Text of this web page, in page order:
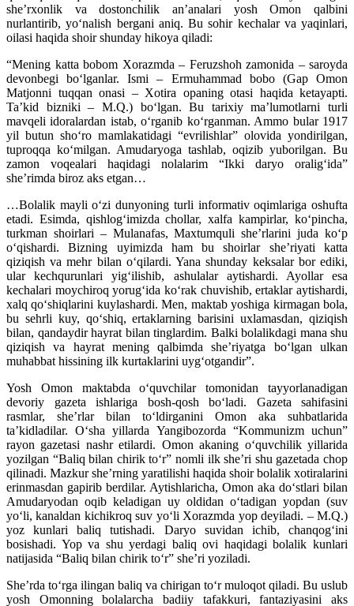
she’rxonlik va dostonchilik an’analari yosh Omon qalbini
nurlantirib, yo‘nalish bergani aniq. Bu sohir kechalar va yaqinlari,
oilasi haqida shoir shunday hikoya qiladi:
“Mening katta bobom Xorazmda – Feruzshoh zamonida – saroyda
devonbegi bo‘lganlar. Ismi – Ermuhammad bobo (Gap Omon
Matjonni tuqqan onasi – Xotira opaning otasi haqida ketayapti.
Ta’kid bizniki – M.Q.) bo‘lgan. Bu tarixiy ma’lumotlarni turli
mavqeli idoralardan istab, o‘rganib ko‘rganman. Ammo bular 1917
yil butun sho‘ro mamlakatidagi “evrilishlar” olovida yondirilgan,
tuproqqa ko‘milgan. Amudaryoga tashlab, oqizib yuborilgan. Bu
zamon voqealari haqidagi nolalarim “Ikki daryo oralig‘ida”
she’rimda biroz aks etgan…
…Bolalik mayli o‘zi dunyoning turli informativ oqimlariga oshufta
etadi. Esimda, qishlog‘imizda chollar, xalfa kampirlar, ko‘pincha,
turkman shoirlari – Mulanafas, Maxtumquli she’rlarini juda ko‘p
o‘qishardi. Bizning uyimizda ham bu shoirlar she’riyati katta
qiziqish va mehr bilan o‘qilardi. Yana shunday keksalar bor ediki,
ular kechqurunlari yig‘ilishib, ashulalar aytishardi. Ayollar esa
kechalari moychiroq yorug‘ida ko‘rak chuvishib, ertaklar aytishardi,
xalq qo‘shiqlarini kuylashardi. Men, maktab yoshiga kirmagan bola,
bu sehrli kuy, qo‘shiq, ertaklarning barisini uxlamasdan, qiziqish
bilan, qandaydir hayrat bilan tinglardim. Balki bolalikdagi mana shu
qiziqish va hayrat mening qalbimda she’riyatga bo‘lgan ulkan
muhabbat hissining ilk kurtaklarini uyg‘otgandir”.
Yosh Omon maktabda o‘quvchilar tomonidan tayyorlanadigan
devoriy gazeta ishlariga bosh-qosh bo‘ladi. Gazeta sahifasini
rasmlar, she’rlar bilan to‘ldirganini Omon aka suhbatlarida
ta’kidladilar. O‘sha yillarda Yangibozorda “Kommunizm uchun”
rayon gazetasi nashr etilardi. Omon akaning o‘quvchilik yillarida
yozilgan “Baliq bilan chirik to‘r” nomli ilk she’ri shu gazetada chop
qilinadi. Mazkur she’rning yaratilishi haqida shoir bolalik xotiralarini
erinmasdan gapirib berdilar. Aytishlaricha, Omon aka do‘stlari bilan
Amudaryodan oqib keladigan uy oldidan o‘tadigan yopdan (suv
yo‘li, kanaldan kichikroq suv yo‘li Xorazmda yop deyiladi. – M.Q.)
yoz kunlari baliq tutishadi. Daryo suvidan ichib, chanqog‘ini
bosishadi. Yop va shu yerdagi baliq ovi haqidagi bolalik kunlari
natijasida “Baliq bilan chirik to‘r” she’ri yoziladi.
She’rda to‘rga ilingan baliq va chirigan to‘r muloqot qiladi. Bu uslub
yosh Omonning bolalarcha badiiy tafakkuri, fantaziyasini aks